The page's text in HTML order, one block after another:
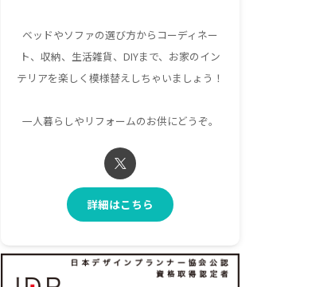
ベッドやソファの選び方からコーディネー
ト、収納、生活雑貨、DIYまで、お家のイン
テリアを楽しく模様替えしちゃいましょう！
一人暮らしやリフォームのお供にどうぞ。
詳細はこちら